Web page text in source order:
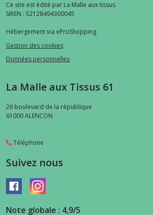
Ce site est édité par La Malle aux tissus.
SIREN : 52128494300045
Hébergement via eProShopping
Gestion des cookies
Données personnelles
La Malle aux Tissus 61
26 boulevard de la république
61000ALENCON
Téléphone
Suivez nous
Note globale : 4,9/5